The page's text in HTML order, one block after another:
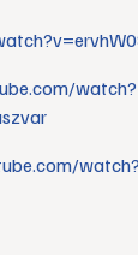
watch?